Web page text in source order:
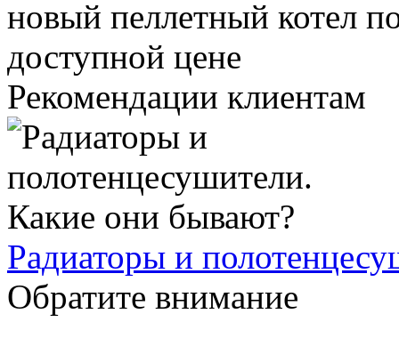
Рекомендации клиентам
Радиаторы и
Обратите внимание